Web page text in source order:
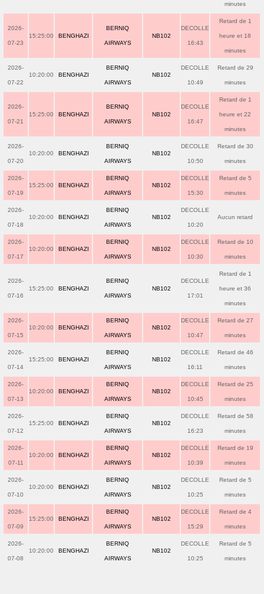
minutes
2026-
07-23
15:25:00 BENGHAZI
BERNIQ
AIRWAYS
NB102
DECOLLE
16:43
Retard de 1
heure et 18
minutes
2026-
07-22
10:20:00 BENGHAZI
BERNIQ
AIRWAYS
NB102
DECOLLE
10:49
Retard de 29
minutes
2026-
07-21
15:25:00 BENGHAZI
BERNIQ
AIRWAYS
NB102
DECOLLE
16:47
Retard de 1
heure et 22
minutes
2026-
07-20
10:20:00 BENGHAZI
BERNIQ
AIRWAYS
NB102
DECOLLE
10:50
Retard de 30
minutes
2026-
07-19
15:25:00 BENGHAZI
BERNIQ
AIRWAYS
NB102
DECOLLE
15:30
Retard de 5
minutes
2026-
07-18
10:20:00 BENGHAZI
BERNIQ
AIRWAYS
NB102
DECOLLE
10:20
Aucun retard
2026-
07-17
10:20:00 BENGHAZI
BERNIQ
AIRWAYS
NB102
DECOLLE
10:30
Retard de 10
minutes
2026-
07-16
15:25:00 BENGHAZI
BERNIQ
AIRWAYS
NB102
DECOLLE
17:01
Retard de 1
heure et 36
minutes
2026-
07-15
10:20:00 BENGHAZI
BERNIQ
AIRWAYS
NB102
DECOLLE
10:47
Retard de 27
minutes
2026-
07-14
15:25:00 BENGHAZI
BERNIQ
AIRWAYS
NB102
DECOLLE
16:11
Retard de 46
minutes
2026-
07-13
10:20:00 BENGHAZI
BERNIQ
AIRWAYS
NB102
DECOLLE
10:45
Retard de 25
minutes
2026-
07-12
15:25:00 BENGHAZI
BERNIQ
AIRWAYS
NB102
DECOLLE
16:23
Retard de 58
minutes
2026-
07-11
10:20:00 BENGHAZI
BERNIQ
AIRWAYS
NB102
DECOLLE
10:39
Retard de 19
minutes
2026-
07-10
10:20:00 BENGHAZI
BERNIQ
AIRWAYS
NB102
DECOLLE
10:25
Retard de 5
minutes
2026-
07-09
15:25:00 BENGHAZI
BERNIQ
AIRWAYS
NB102
DECOLLE
15:29
Retard de 4
minutes
2026-
07-08
10:20:00 BENGHAZI
BERNIQ
AIRWAYS
NB102
DECOLLE
10:25
Retard de 5
minutes